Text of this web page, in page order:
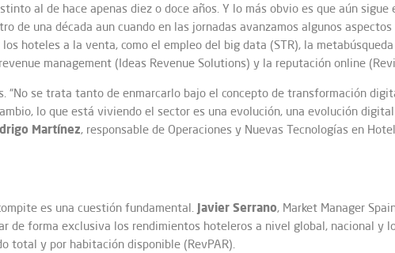
al de hace apenas diez o doce años. Y lo más obvio es que aún sigue
de una década aun cuando en las jornadas avanzamos algunos
hoteles a la venta, como el empleo del big data (STR), la
management (Ideas Revenue Solutions) y la reputación online
“No se trata tanto de enmarcarlo bajo el concepto de transformación
lo que está viviendo el sector es una evolución, una evolución
Martínez, responsable de Operaciones y Nuevas Tecnologías en
es una cuestión fundamental. Javier Serrano, Market Manager
de forma exclusiva los rendimientos hoteleros a nivel global, nacional y
total y por habitación disponible (RevPAR).